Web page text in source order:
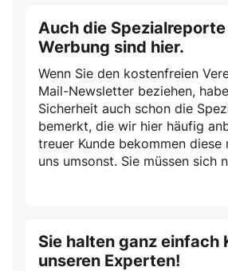
Auch die
Werbung sind hier.
Wenn Sie den kostenfreien
Mail-Newsletter beziehen,
Sicherheit auch schon die
bemerkt, die wir hier häufig
treuer Kunde bekommen diese
uns umsonst. Sie müssen sich
Sie halten ganz einfach
unseren Experten!